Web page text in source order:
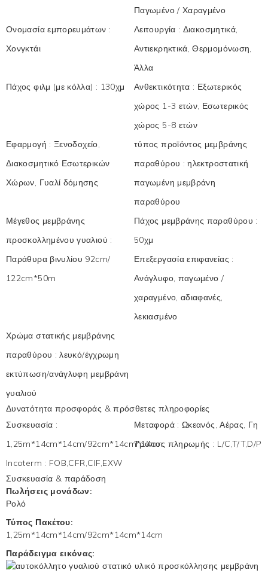
Παγωμένο / Χαραγμένο
Ονομασία εμπορευμάτων :
Χονγκτάι
Λειτουργία : Διακοσμητικά,
Αντιεκρηκτικά, Θερμομόνωση,
Άλλα
Πάχος φιλμ (με κόλλα) : 130χμ Ανθεκτικότητα : Εξωτερικός
χώρος 1-3 ετών, Εσωτερικός
χώρος 5-8 ετών
Εφαρμογή : Ξενοδοχείο,
Διακοσμητικό Εσωτερικών
Χώρων, Γυαλί δόμησης
τύπος προϊόντος μεμβράνης
παραθύρου :ηλεκτροστατική
παγωμένη μεμβράνη
παραθύρου
Μέγεθος μεμβράνης
προσκολλημένου γυαλιού :
Παράθυρα βινυλίου 92cm/
122cm*50m
Πάχος μεμβράνης παραθύρου :
50χμ
Επεξεργασία επιφανείας :
Ανάγλυφο, παγωμένο /
χαραγμένο, αδιαφανές,
λεκιασμένο
Χρώμα στατικής μεμβράνης
παραθύρου :λευκό/έγχρωμη
εκτύπωση/ανάγλυφη μεμβράνη
γυαλιού
Δυνατότητα προσφοράς & πρόσθετες πληροφορίες
Συσκευασία :
1,25m*14cm*14cm/92cm*14cm*14cm
Μεταφορά : Ωκεανός, Αέρας, Γη
Τρόπος πληρωμής : L/C,T/T,D/P
Incoterm : FOB,CFR,CIF,EXW
Συσκευασία & παράδοση
Πωλήσεις μονάδων:
Ρολό
Τύπος Πακέτου:
1,25m*14cm*14cm/92cm*14cm*14cm
Παράδειγμα εικόνας: